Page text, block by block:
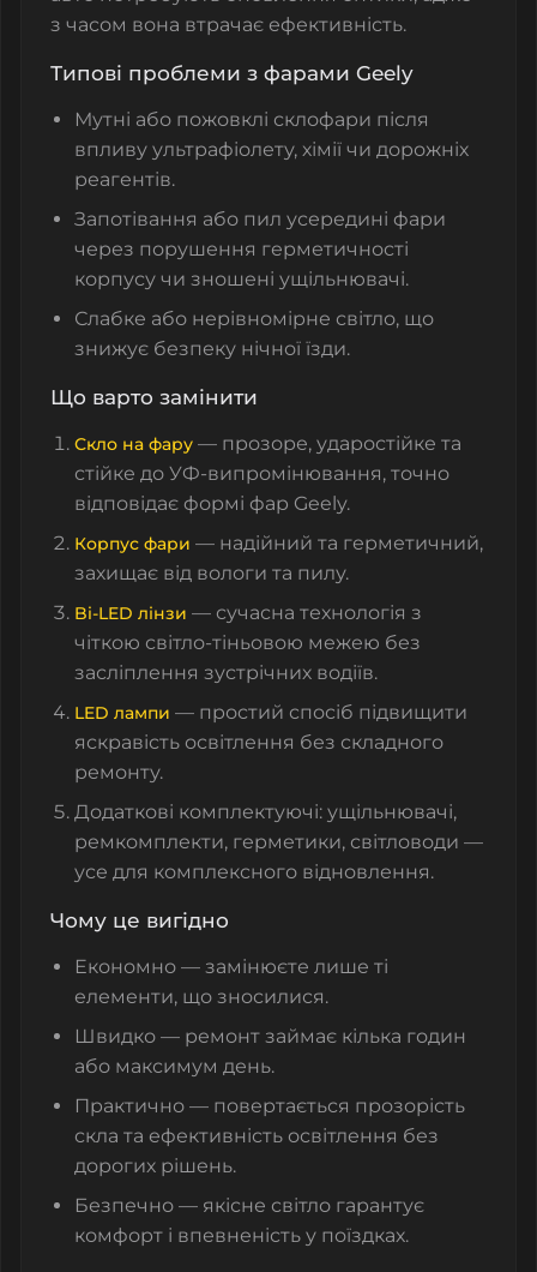
з часом вона втрачає ефективність.
Типові проблеми з фарами Geely
Мутні або пожовклі склофари після
впливу ультрафіолету, хімії чи дорожніх
реагентів.
Запотівання або пил усередині фари
через порушення герметичності
корпусу чи зношені ущільнювачі.
Слабке або нерівномірне світло, що
знижує безпеку нічної їзди.
Що варто замінити
Скло на фару — прозоре, ударостійке та
стійке до УФ-випромінювання, точно
відповідає формі фар Geely.
Корпус фари — надійний та герметичний,
захищає від вологи та пилу.
Bi-LED лінзи — сучасна технологія з
чіткою світло-тіньовою межею без
засліплення зустрічних водіїв.
LED лампи — простий спосіб підвищити
яскравість освітлення без складного
ремонту.
Додаткові комплектуючі: ущільнювачі,
ремкомплекти, герметики, світловоди —
усе для комплексного відновлення.
Чому це вигідно
Економно — замінюєте лише ті
елементи, що зносилися.
Швидко — ремонт займає кілька годин
або максимум день.
Практично — повертається прозорість
скла та ефективність освітлення без
дорогих рішень.
Безпечно — якісне світло гарантує
комфорт і впевненість у поїздках.